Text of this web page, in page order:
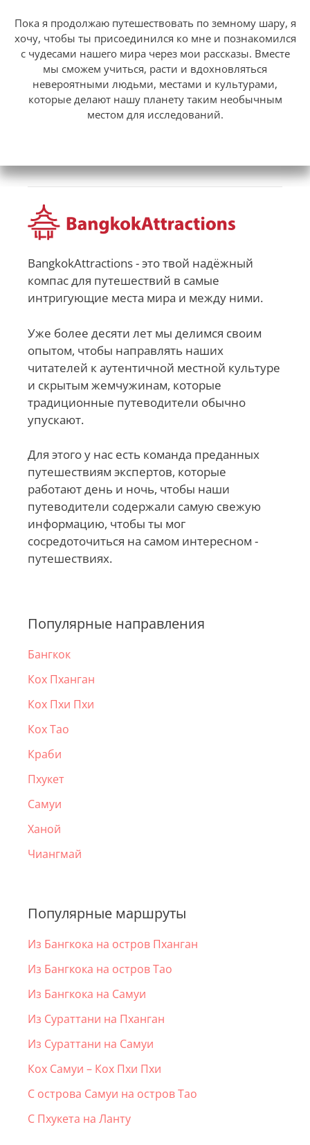
Пока я продолжаю путешествовать по земному шару, я
хочу, чтобы ты присоединился ко мне и познакомился
с чудесами нашего мира через мои рассказы. Вместе
мы сможем учиться, расти и вдохновляться
невероятными людьми, местами и культурами,
которые делают нашу планету таким необычным
местом для исследований.
BangkokAttractions - это твой надёжный
компас для путешествий в самые
интригующие места мира и между ними.
Уже более десяти лет мы делимся своим
опытом, чтобы направлять наших
читателей к аутентичной местной культуре
и скрытым жемчужинам, которые
традиционные путеводители обычно
упускают.
Для этого у нас есть команда преданных
путешествиям экспертов, которые
работают день и ночь, чтобы наши
путеводители содержали самую свежую
информацию, чтобы ты мог
сосредоточиться на самом интересном -
путешествиях.
Популярные направления
Бангкок
Кох Пханган
Кох Пхи Пхи
Кох Тао
Краби
Пхукет
Самуи
Ханой
Чиангмай
Популярные маршруты
Из Бангкока на остров Пханган
Из Бангкока на остров Тао
Из Бангкока на Самуи
Из Сураттани на Пханган
Из Сураттани на Самуи
Кох Самуи – Кох Пхи Пхи
С острова Самуи на остров Тао
С Пхукета на Ланту